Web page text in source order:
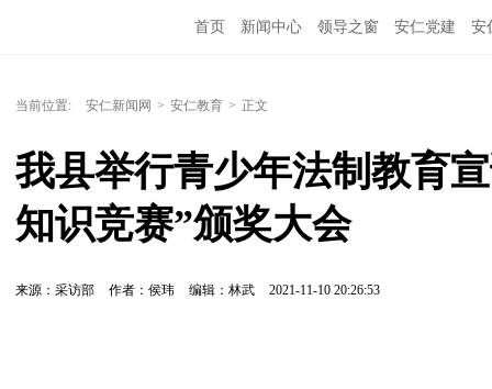
首页 新闻中心 领导之窗 安仁党建 安
当前位置: 安仁新闻网 > 安仁教育 > 正文
我县举行青少年法制教育
知识竞赛”颁奖大会
来源：采访部 作者：侯玮 编辑：林武 2021-11-10 20:26:53